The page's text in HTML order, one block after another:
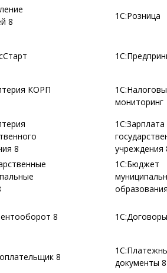
8
1С:Розница
КОРП
мониторинг
8
учреждения
1С:Бюджет
8 1С:Договоры
8
документы 8